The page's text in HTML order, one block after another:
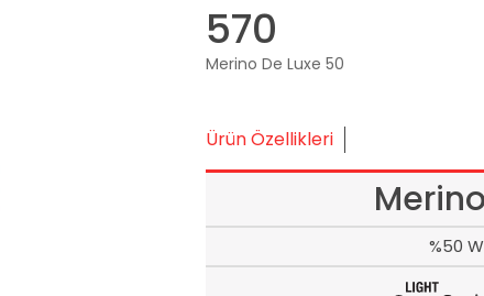
570
Merino De Luxe 50
Ürün Özellikleri
%50